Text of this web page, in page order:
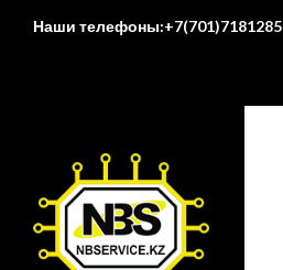
Наши телефоны:+7(701)7181285